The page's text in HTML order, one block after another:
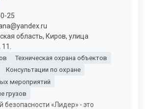
25
область, Киров, улица
11.
Техническая охрана объектов
Консультации по охране
мероприятий
грузов
безопасности «Лидер» - это